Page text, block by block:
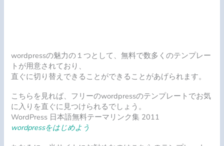
wordpressの魅力の１つとして、無料で数多くのテンプレー
トが用意されており、
直ぐに切り替えできることができることがあげられます。
こちらを見れば、フリーのwordpressのテンプレートでお気
に入りを直ぐに見つけられるでしょう。
WordPress 日本語無料テーマリンク集 2011
wordpressをはじめよう